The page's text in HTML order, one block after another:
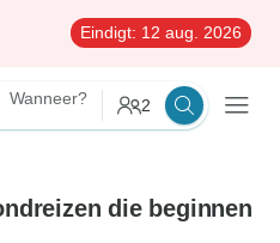
Eindigt: 12 aug. 2026
Wanneer? 2
die beginnen